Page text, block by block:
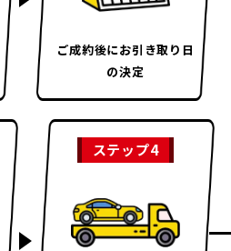
ご成約後にお引き取り日
の決定
ステップ4